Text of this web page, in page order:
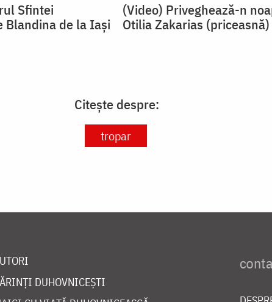
Sfintei
Blandina de la Iași
(Video) Priveghează-n
Otilia Zakarias (priceasnă)
Citește despre:
tropar
DUHOVNICEȘTI